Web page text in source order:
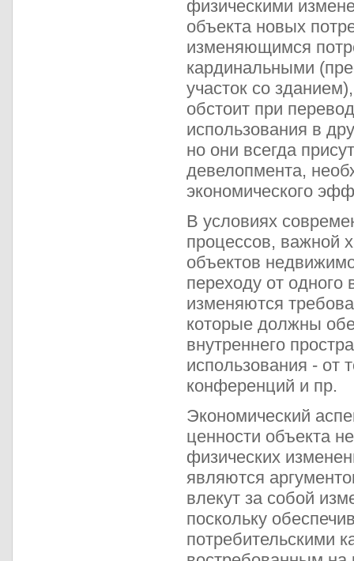
физическими
объекта новых
изменяющимся
кардинальными
участок со
обстоит при
использования в
но они всегда
девелопмента,
экономического
В условиях
процессов, важной
объектов
переходу от одного
изменяются
которые должны
внутреннего
использования - от
конференций и пр.
Экономический
ценности объекта
физических
являются
влекут за собой
поскольку
потребительскими